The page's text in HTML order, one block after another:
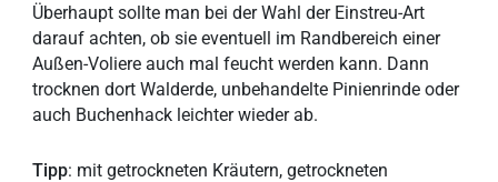
Überhaupt sollte man bei der Wahl der Einstreu-Art
darauf achten, ob sie eventuell im Randbereich einer
Außen-Voliere auch mal feucht werden kann. Dann
trocknen dort Walderde, unbehandelte Pinienrinde oder
auch Buchenhack leichter wieder ab.
Tipp: mit getrockneten Kräutern, getrockneten